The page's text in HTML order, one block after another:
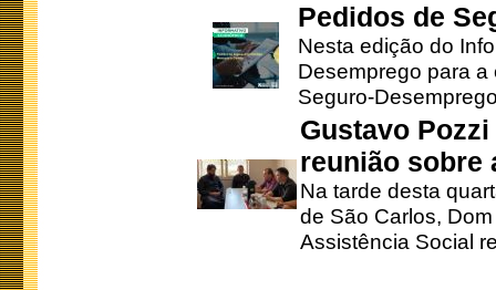
Pedidos de
Nesta edição do
Desemprego para
Seguro-
Gustavo
reunião sobre
Na tarde desta
de São Carlos,
Assistência Social